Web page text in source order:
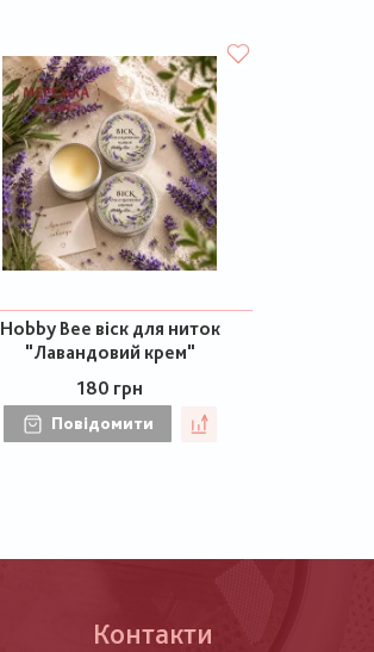
Hobby Bee віск для ниток
"Лавандовий крем"
180 грн
Повідомити
Контакти